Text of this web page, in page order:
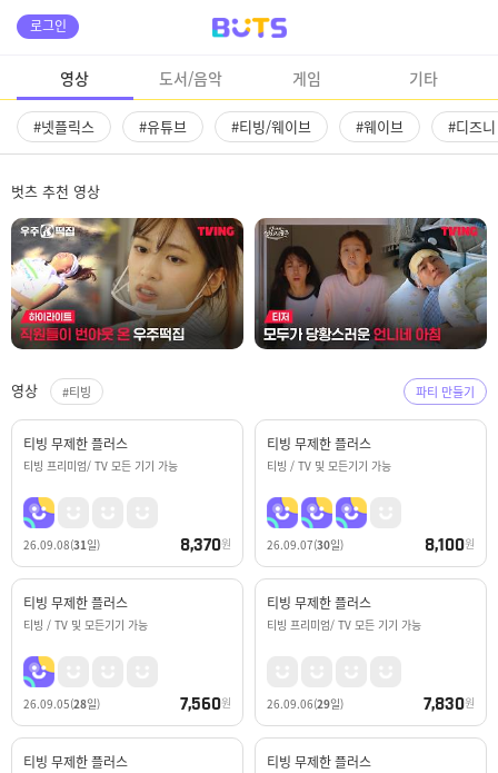
로그인
영상 도서/음악 게임 기타
#넷플릭스 #유튜브 #티빙/웨이브 #웨이브 #디즈
벗츠 추천 영상
영상 #티빙 파티 만들기
티빙 무제한 플러스
티빙 프리미엄/ TV 모든 기기 가능
26.09.08(31일) 8,370원
티빙 무제한 플러스
티빙 / TV 및 모든기기 가능
26.09.07(30일) 8,100원
티빙 무제한 플러스
티빙 / TV 및 모든기기 가능
26.09.05(28일) 7,560원
티빙 무제한 플러스
티빙 프리미엄/ TV 모든 기기 가능
26.09.06(29일) 7,830원
티빙 무제한 플러스 티빙 무제한 플러스